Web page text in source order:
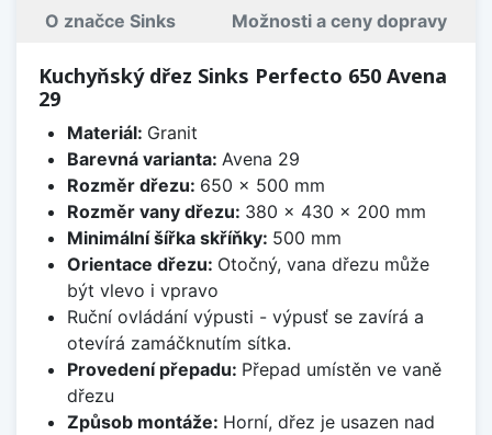
O značce Sinks Možnosti a ceny dopravy
Kuchyňský dřez Sinks Perfecto 650 Avena
29
Materiál: Granit
Barevná varianta: Avena 29
Rozměr dřezu: 650 x 500 mm
Rozměr vany dřezu: 380 x 430 x 200 mm
Minimální šířka skříňky: 500 mm
Orientace dřezu: Otočný, vana dřezu může
být vlevo i vpravo
Ruční ovládání výpusti - výpusť se zavírá a
otevírá zamáčknutím sítka.
Provedení přepadu: Přepad umístěn ve vaně
dřezu
Způsob montáže: Horní, dřez je usazen nad